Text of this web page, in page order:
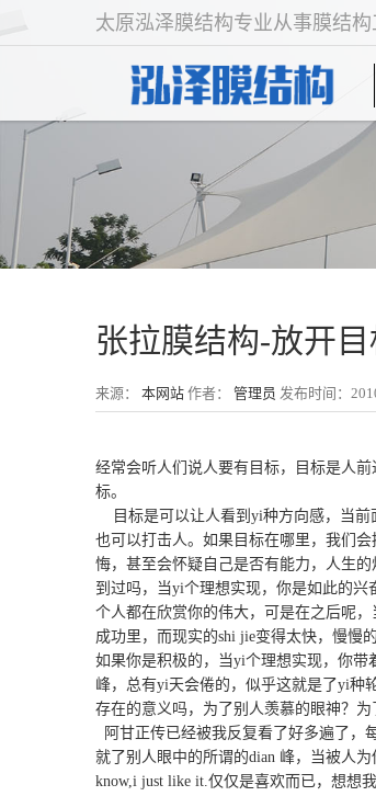
太原泓泽膜结构专业从事膜结
张拉膜结构-放开目
来源： 本网站 作者： 管理员 发布时间：
经常会听人们说人要有目标，目标是人
标。
目标是可以让人看到yi种方向感，当前
也可以打击人。如果目标在哪里，我们
悔，甚至会怀疑自己是否有能力，人生
到过吗，当yi个理想实现，你是如此的
个人都在欣赏你的伟大，可是在之后呢
成功里，而现实的shi jie变得太快，慢慢
如果你是积极的，当yi个理想实现，你带
峰，总有yi天会倦的，似乎这就是了yi种
存在的意义吗，为了别人羡慕的眼神？
阿甘正传已经被我反复看了好多遍了，
就了别人眼中的所谓的dian 峰，当被人
know,i just like it.仅仅是喜欢而已，想想